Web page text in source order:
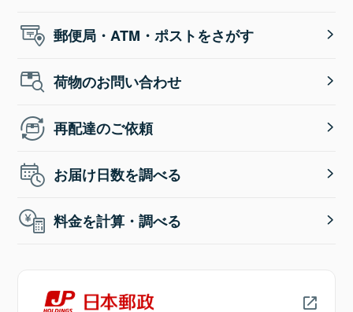
郵便局・ATM・ポストをさがす
荷物のお問い合わせ
再配達のご依頼
お届け日数を調べる
料金を計算・調べる